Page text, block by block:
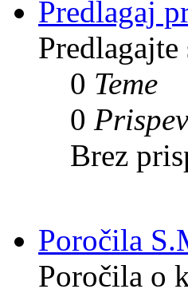
Predlagaj
0 Teme
0
Brez
Poročila
Poročila o